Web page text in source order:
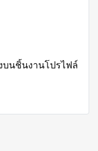
บนชิ้นงานโปรไฟล์